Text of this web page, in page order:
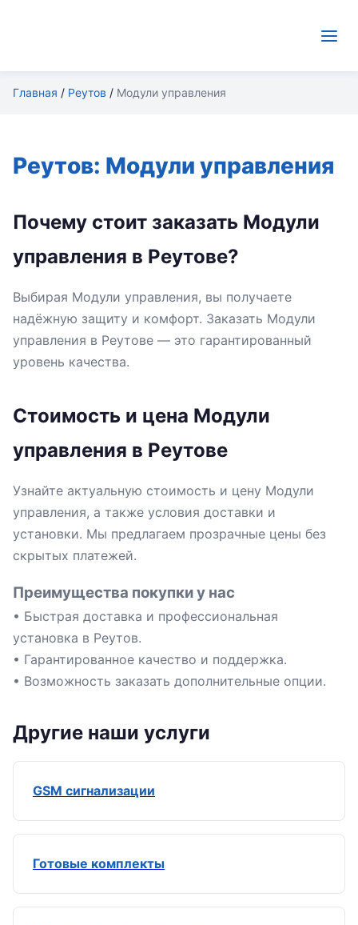
Главная / Реутов / Модули управления
Реутов: Модули управления
Почему стоит заказать Модули
управления в Реутове?
Выбирая Модули управления, вы получаете
надёжную защиту и комфорт. Заказать Модули
управления в Реутове — это гарантированный
уровень качества.
Стоимость и цена Модули
управления в Реутове
Узнайте актуальную стоимость и цену Модули
управления, а также условия доставки и
установки. Мы предлагаем прозрачные цены без
скрытых платежей.
Преимущества покупки у нас
• Быстрая доставка и профессиональная
установка в Реутов.
• Гарантированное качество и поддержка.
• Возможность заказать дополнительные опции.
Другие наши услуги
GSM сигнализации
Готовые комплекты